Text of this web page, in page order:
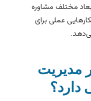
مشاوره
عملی برای